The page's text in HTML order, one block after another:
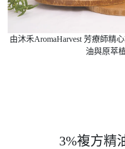
由沐禾AromaHarvest 芳療師精
油與原萃
3%複方精